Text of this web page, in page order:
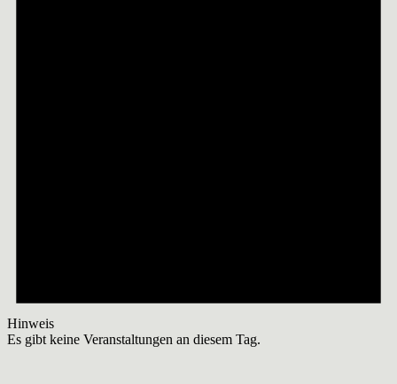
Hinweis
Es gibt keine Veranstaltungen an diesem Tag.